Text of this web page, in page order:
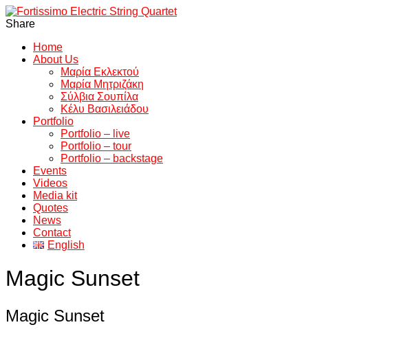
Share
Home
About Us
Μαρία Εκλεκτού
Μαρία Μητριζάκη
Σύλβια Σουπίλα
Κέλυ Βασιλειάδου
Portfolio
Portfolio – live
Portfolio – tour
Portfolio – backstage
Events
Videos
Media kit
Quotes
News
Contact
English
Magic Sunset
Magic Sunset